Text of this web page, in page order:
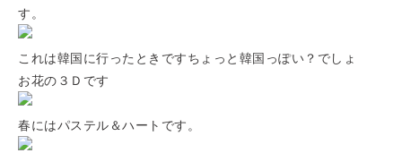
す。
これは韓国に行ったときですちょっと韓国 っぽい？でしょ
お花の３Ｄです
春にはパステル＆ハート です。